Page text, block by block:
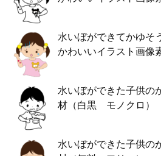
水いぼができてかゆそ
かわいいイラスト画像
水いぼができた子供の
材（白黒 モノクロ）
水いぼができた子供の